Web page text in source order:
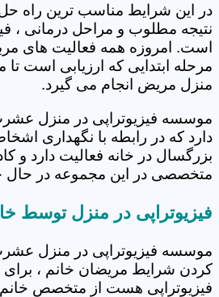
در این شرایط مناسب ترین راه
نتیجه مطلوب و مراحل درمانی ،
است. امروزه همه فعالیت های
مرحله ابتدایی که ارزیابی است
منزل مریض انجام می گیرد.
موسسه فیزیوتراپی در منزل
دارد که در رابطه با نگهداری
بزرگسال در خانه فعالیت دارد و
متخصصی در این مجموعه در
فیزیوتراپی در منزل توسط
موسسه فیزیوتراپی در منزل
کردن شرایط مریضان خانم ،
فیزیوتراپی هست از متخصص